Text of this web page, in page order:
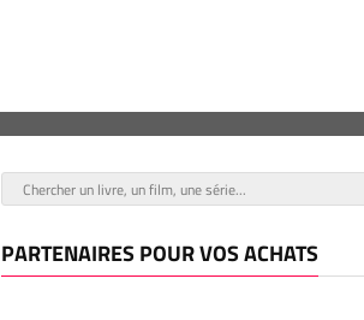
PARTENAIRES POUR VOS ACHATS